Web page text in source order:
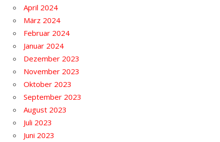
April 2024
März 2024
Februar 2024
Januar 2024
Dezember 2023
November 2023
Oktober 2023
September 2023
August 2023
Juli 2023
Juni 2023